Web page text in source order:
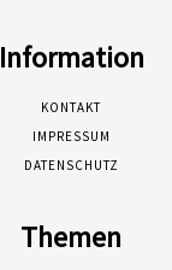
Information
KONTAKT
IMPRESSUM
DATENSCHUTZ
Themen